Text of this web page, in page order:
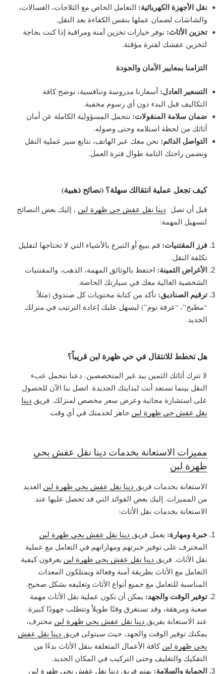
نقل الأجهزة الكهربائية: التعامل الخاص مع الثلاجات، الغسالات،
والشاشات لضمان عملها بنفس الكفاءة بعد النقل.
تخزين الأثاث: نوفر خيارات تخزين آمنة ومراقبة إذا كنت بحاجة
لتخزين عفشك لفترة مؤقتة.
التزامنا بمعايير الأمان والجودة
التسعير العادل: أسعارنا مدروسة وتنافسية، نوضح كافة
التكاليف قبل البدء دون أي رسوم مخفية.
ضمان سلامة المنقولات: نتحمل المسؤولية الكاملة عن أمان
أثاثك من لحظة استلامه وحتى وصوله.
التواصل الدائم: نحن معك عبر الهاتف، نتابع سير عملية النقل
ونضمن راحتك التامة طوال فترة العمل.
كيف تجعل عملية انتقالك سهلة؟ (نصائح ذهبية)
قبل أن تصل دينا نقل عفش حي ظهرة لبن ، إليك بعض النصائح
لتسهيل المهمة:
فرز المقتنيات: قم ببيع أو التبرع بالأشياء التي لا تحتاجها لتقليل
تكلفة النقل.
الأغراض الثمينة: احتفظ بالوثائق المهمة، الذهب، والمقتنيات
الشخصية الغالية معك في سيارتك الخاصة.
ترقيم الصناديق: تأكد من كتابة محتويات كل صندوق (مثلاً:
“مطبخ”، “غرفة نوم”) ليسهل عليك إعادة الترتيب في منزلك
الجديد.
هل تخطط للانتقال في حي ظهرة لبن قريباً؟
لا تترك أثاثك الثمين بيد غير المتخصصين. دعنا نتحمل عبء
النقل بينما تستعد أنت لبدايتك الجديدة. اتصل بنا الآن للحصول
على استشارة مجانية وعرض سعر مخصص لمنزلك. فريق دينا
نقل عفش حي ظهرة لبن جاهز لخدمتك في أي وقت
مميزات الاستعانة بخدمات دينا نقل عفش بحي
ظهرة لبن
الاستعانة بخدمات فريق دينا نقل عفش بحي ظهرة لبن العديد
من المميزات. إليك بعض الفوائد التي قد تحصل عليها عند
الاستعانة بخدمات نقل الأثاث:
خبرة ومهارة: يعمل فريق دينا نقل عفش بحي ظهرة لبن
المحترف على توفير خبرتهم ومهاراتهم في التعامل مع عملية
نقل الأثاث. فريق دينا نقل عفش بحي ظهرة لبن يعرفون كيفية
التعامل مع الأثاث بطريقة آمنة وفعالة ويمتلكون المعدات
المناسبة للتعامل مع جميع أنواع الأثاث وتغليفه بشكل صحيح.
توفير الوقت والجهد: يمكن أن تكون عملية نقل الأثاث مهمة
صعبة ومرهقة، وقد تستغرق وقتًا طويلاً وتتطلب جهودًا كبيرة.
عند الاستعانة بفريق دينا نقل عفش بحي ظهرة لبن محترف،
يمكنك توفير الوقت والجهد، حيث سيتولى فريق دينا نقل عفش
بحي ظهرة لبن كافة الأعمال المتعلقة بنقل الأثاث بدءًا من
التفكيك والتغليف وحتى التركيب في المكان الجديد.
الحماية والسلامة: يهتم فريق دينا نقل عفش بحي ظهرة لبن